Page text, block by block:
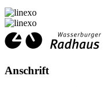
Anschrift